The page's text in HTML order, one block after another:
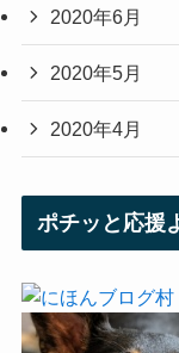
2020年6月
2020年5月
2020年4月
ポチッと応援